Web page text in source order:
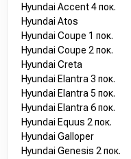
Hyundai Accent 4 пок.
Hyundai Atos
Hyundai Coupe 1 пок.
Hyundai Coupe 2 пок.
Hyundai Creta
Hyundai Elantra 3 пок.
Hyundai Elantra 5 пок.
Hyundai Elantra 6 пок.
Hyundai Equus 2 пок.
Hyundai Galloper
Hyundai Genesis 2 пок.